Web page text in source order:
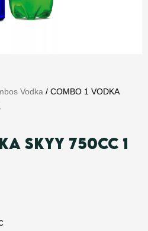
Vodka / COMBO 1 VODKA
SKYY 750CC 1